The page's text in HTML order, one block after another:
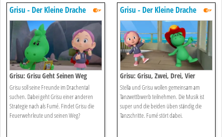
Grisu - Der Kleine Drache
Grisu: Grisu Geht Seinen Weg
Grisu soll seine Freunde im Drachental
suchen. Dabei geht Grisu einer anderen
Strategie nach als Fumé. Findet Grisu die
Feuerwehrleute und seinen Weg?
Grisu - Der Kleine Drache
Grisu: Grisu, Zwei, Drei, Vier
Stella und Grisu wollen gemeinsam am
Tanzwettbwerb teilnehmen. Die Musik ist
super und die beiden üben ständig die
Tanzschritte. Fumé stört dabei.